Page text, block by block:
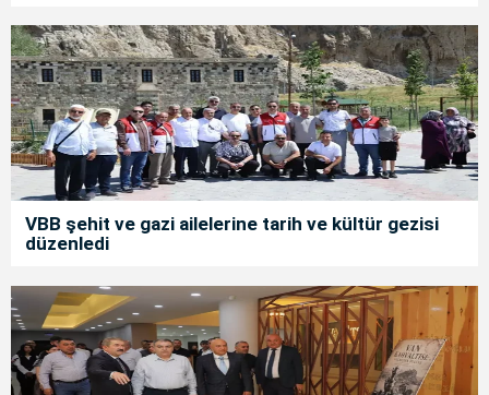
VBB şehit ve gazi ailelerine tarih ve kültür gezisi
düzenledi